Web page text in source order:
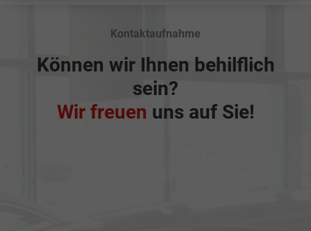
Kontaktaufnahme
Können wir Ihnen behilflich
sein?
Wir freuen uns auf Sie!